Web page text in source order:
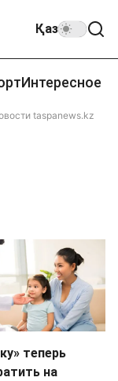
Қаз
Интересное
taspanews.kz
теперь
на